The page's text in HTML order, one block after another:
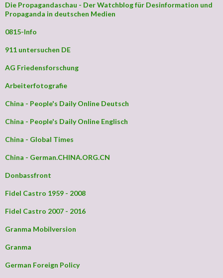
Die Propagandaschau - Der Watchblog für Desinformation und
Propaganda in deutschen Medien
0815-Info
911 untersuchen DE
AG Friedensforschung
Arbeiterfotografie
China - People's Daily Online Deutsch
China - People's Daily Online Englisch
China - Global Times
China - German.CHINA.ORG.CN
Donbassfront
Fidel Castro 1959 - 2008
Fidel Castro 2007 - 2016
Granma Mobilversion
Granma
German Foreign Policy